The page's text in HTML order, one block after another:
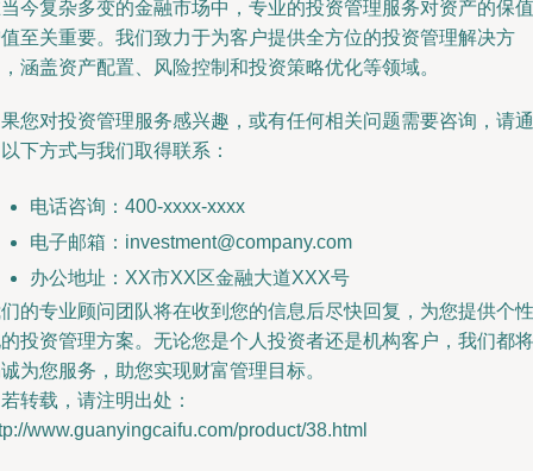
今复杂多变的金融市场中，专业的投资管理服务对资产的保值
至关重要。我们致力于为客户提供全方位的投资管理解决方
涵盖资产配置、风险控制和投资策略优化等领域。
您对投资管理服务感兴趣，或有任何相关问题需要咨询，请通
下方式与我们取得联系：
电话咨询：400-xxxx-xxxx
电子邮箱： investment@company.com
办公地址：XX市XX区金融大道XXX号
的专业顾问团队将在收到您的信息后尽快回复，为您提供个性
投资管理方案。无论您是个人投资者还是机构客户，我们都将
为您服务，助您实现财富管理目标。
转载，请注明出处：
www.guanyingcaifu.com/product/38.html